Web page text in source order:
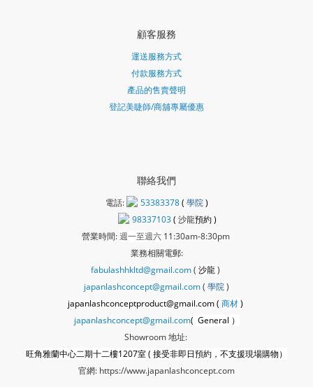
顧客服務
運送服務方式
付款服務方式
產品的售賣聲明
登記美睫師/商舖專屬優惠
聯絡我們
電話: 53383378( 學院)
98337103( 沙龍預約 )
營業時間:週一至週六11:30am-8:30pm
業務相關電郵:
fabulashhkltd@gmail.com( 沙龍)
japanlashconcept@gmail.com( 學院)
japanlashconceptproduct@gmail.com ( 商材)
japanlashconcept@gmail.com( General ）
Showroom 地址:
旺角雅蘭中心二期十二樓1207室 ( 接受非即日預約，不支援現場購物）
官網: https://www.japanlashconcept.com